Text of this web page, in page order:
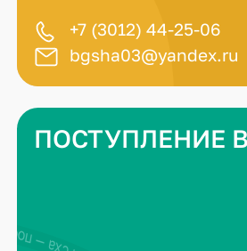
+7 (3012) 44-25-06
bgsha03@yandex.ru
ПОСТУПЛЕНИЕ